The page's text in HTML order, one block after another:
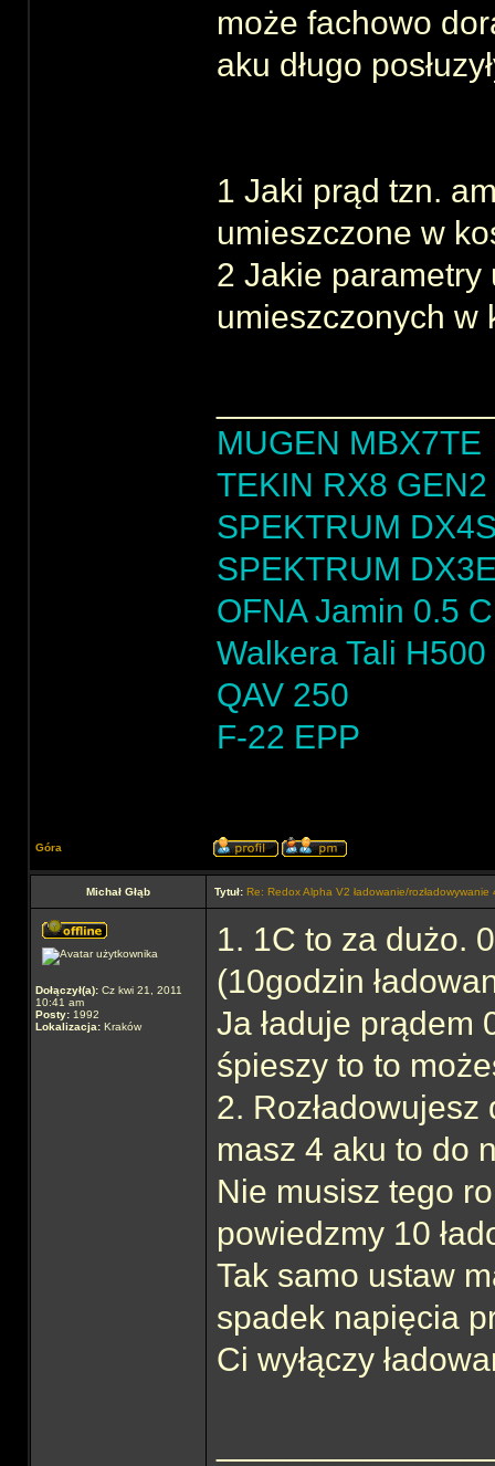
może fachowo
aku długo
1 Jaki prąd tzn.
umieszczone w
2 Jakie parametry
umieszczonych w
MUGEN MBX7TE
TEKIN RX8
SPEKTRUM
SPEKTRUM
OFNA Jamin 0.5
Walkera Tali H500
QAV 250
F-22 EPP
Góra
Michał Głąb Tytuł: Re: Redox Alpha V2 ładowanie/rozładowywanie
Dołączył(a): Cz kwi 21, 2011
10:41 am
Posty: 1992
Lokalizacja: Kraków
1. 1C to za dużo.
(10godzin
Ja ładuje prądem
śpieszy to to
2.
masz 4 aku to do
Nie musisz tego
powiedzmy 10
Tak samo ustaw
spadek napięcia
Ci wyłączy